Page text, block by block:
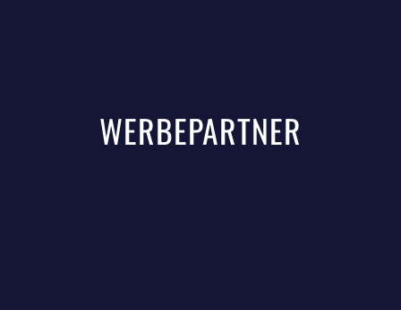
WERBEPARTNER